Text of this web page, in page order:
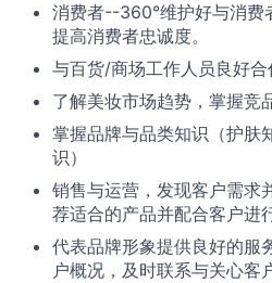
消费者--360°维护好与消费
提高消费者忠诚度。
与百货/商场工作人员良好合
了解美妆市场趋势，掌握竞
掌握品牌与品类知识（护肤
识）
销售与运营，发现客户需求
荐适合的产品并配合客户进
代表品牌形象提供良好的服
户概况，及时联系与关心客